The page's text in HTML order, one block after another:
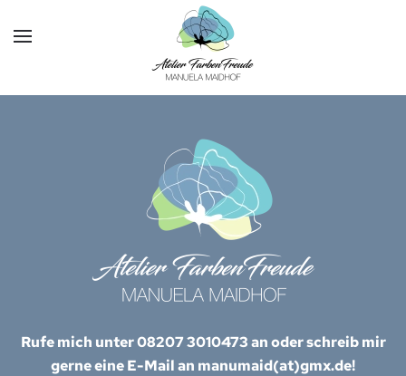
Rufe mich unter 08207 3010473 an oder schreib mir
gerne eine E-Mail an manumaid(at)gmx.de!